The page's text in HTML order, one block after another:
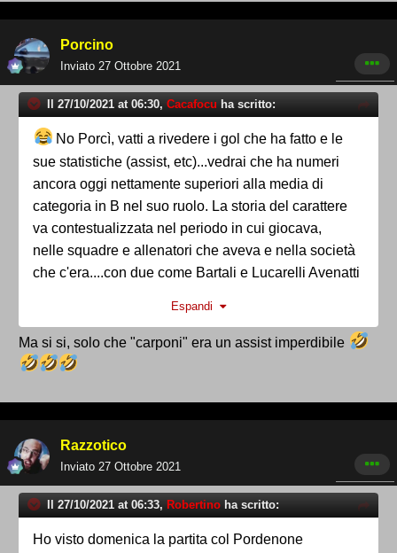
Porcino
Inviato 27 Ottobre 2021
Il 27/10/2021 at 06:30, Cacafocu ha scritto:
No Porcì, vatti a rivedere i gol che ha fatto e le
sue statistiche (assist, etc)...vedrai che ha numeri
ancora oggi nettamente superiori alla media di
categoria in B nel suo ruolo. La storia del carattere
va contestualizzata nel periodo in cui giocava,
nelle squadre e allenatori che aveva e nella società
che c'era....con due come Bartali e Lucarelli Avenatti
Vantaggiato prima di Lucarelli si? Defendi?
Furlan?....
Espandi
Ma si si, solo che "carponi" era un assist imperdibile
Razzotico
Inviato 27 Ottobre 2021
Il 27/10/2021 at 06:33, Robertino ha scritto:
Ho visto domenica la partita col Pordenone